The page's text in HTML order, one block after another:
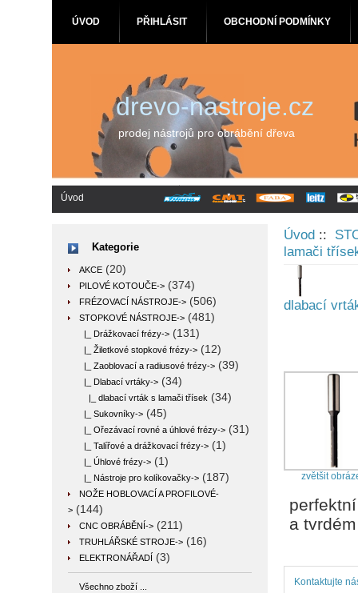
ÚVOD PŘIHLÁSIT OBCHODNÍ PODMÍNKY
drevo-nastroje.cz
prodej nástrojů pro obrábění dřeva
Úvod
Kategorie
AKCE (20)
PILOVÉ KOTOUČE-> (374)
FRÉZOVACÍ NÁSTROJE-> (506)
STOPKOVÉ NÁSTROJE-> (481)
|_ Drážkovací frézy-> (131)
|_ Žiletkové stopkové frézy-> (12)
|_ Zaoblovací a radiusové frézy-> (39)
|_ Dlabací vrtáky-> (34)
|_ dlabací vrták s lamači třísek (34)
|_ Sukovníky-> (45)
|_ Ořezávací rovné a úhlové frézy-> (31)
|_ Talířové a drážkovací frézy-> (1)
|_ Úhlové frézy-> (1)
|_ Nástroje pro kolíkovačky-> (187)
NOŽE HOBLOVACÍ A PROFILOVÉ-
> (144)
CNC OBRÁBĚNÍ-> (211)
TRUHLÁŘSKÉ STROJE-> (16)
ELEKTRONÁŘADÍ (3)
Všechno zboží ...
Úvod ::
lamači
dlabací
zvětšit
a
Kontaktujte